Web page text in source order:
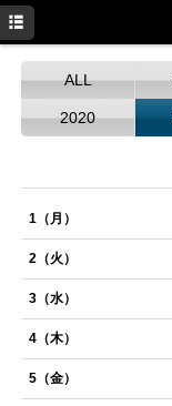
ALL
2020
1 （月）
2 （火）
3 （水）
4 （木）
5 （金）
NEWS
PROFILE
MOVIE
GOODS